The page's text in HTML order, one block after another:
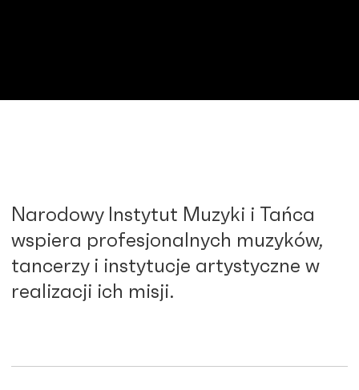
Narodowy Instytut Muzyki i Tańca
wspiera profesjonalnych muzyków,
tancerzy i instytucje artystyczne w
realizacji ich misji.